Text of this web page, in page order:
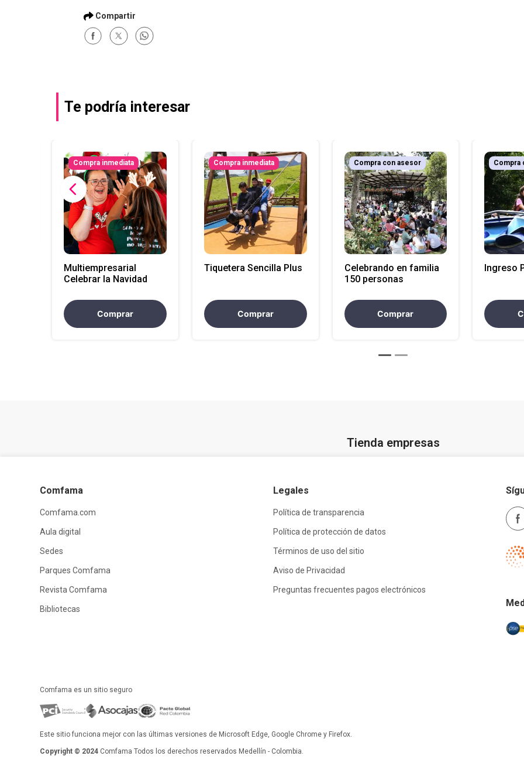
Te podría interesar
Multiempresarial
Celebrar la Navidad
Comprar
Compra inmediata
Tiquetera Sencilla Plus
Comprar
Compra inmediata
Celebrando en familia
150 personas
Comprar
Compra con asesor
Ingreso
Compra
Tienda empresas
Comfama
Comfama.com
Aula digital
Sedes
Parques Comfama
Revista Comfama
Bibliotecas
Legales
Política de transparencia
Política de protección de datos
Términos de uso del sitio
Aviso de Privacidad
Preguntas frecuentes pagos electrónicos
Comfama es un sitio seguro
Este sitio funciona mejor con las últimas versiones de Microsoft Edge, Google Chrome y Firefox.
Copyright © 2024 Comfama Todos los derechos reservados Medellín - Colombia.